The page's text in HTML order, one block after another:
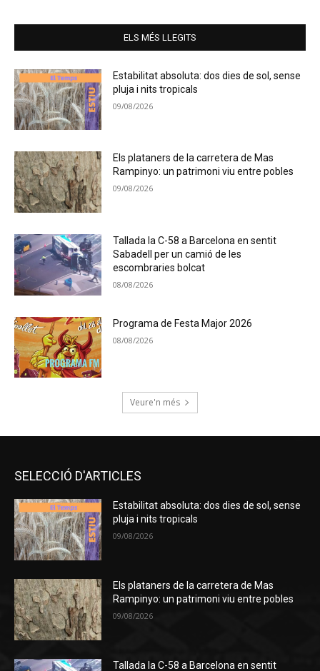
ELS MÉS LLEGITS
Estabilitat absoluta: dos dies de sol, sense
pluja i nits tropicals
09/08/2026
Els plataners de la carretera de Mas
Rampinyo: un patrimoni viu entre pobles
09/08/2026
Tallada la C-58 a Barcelona en sentit
Sabadell per un camió de les
escombraries bolcat
08/08/2026
Programa de Festa Major 2026
08/08/2026
Veure'n més
SELECCIÓ D'ARTICLES
Estabilitat absoluta: dos dies de sol, sense
pluja i nits tropicals
09/08/2026
Els plataners de la carretera de Mas
Rampinyo: un patrimoni viu entre pobles
09/08/2026
Tallada la C-58 a Barcelona en sentit